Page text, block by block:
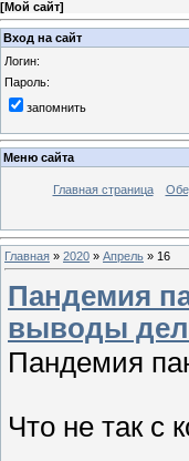
[Мой сайт]
Вход на сайт
Логин:
Пароль:
запомнить
Меню сайта
Главная страница
Главная » 2020 » Апрель » 16
Пандемия
выводы
Пандемия
Что не так с